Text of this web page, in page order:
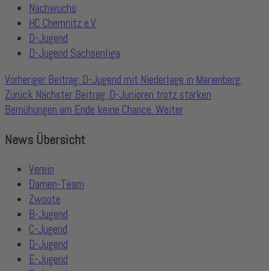
Nachwuchs
HC Chemnitz e.V.
D-Jugend
D-Jugend Sachsenliga
Vorheriger Beitrag: D-Jugend mit Niederlage in Marienberg.
Zurück Nächster Beitrag: D-Junioren trotz starken
Bemühungen am Ende keine Chance. Weiter
News Übersicht
Verein
Damen-Team
Zwoote
B-Jugend
C-Jugend
D-Jugend
E-Jugend